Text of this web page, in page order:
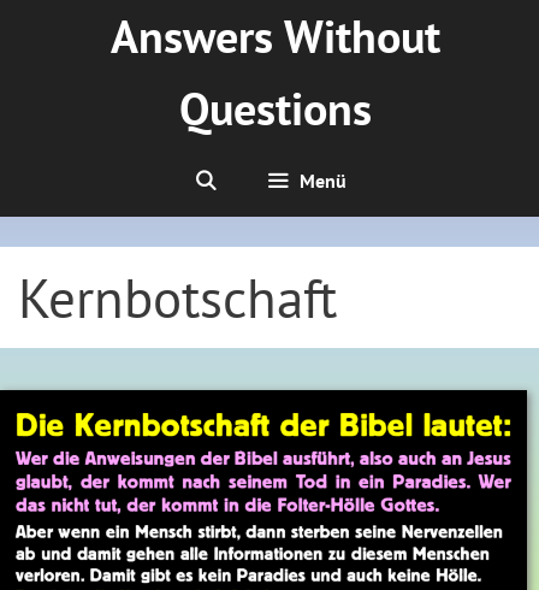
Answers Without
Questions
Menü
Kernbotschaft